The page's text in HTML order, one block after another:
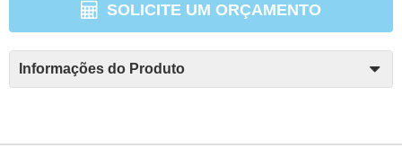
SOLICITE UM ORÇAMENTO
Informações do Produto